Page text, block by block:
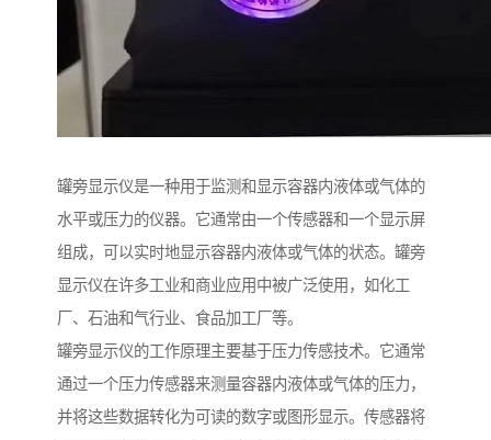
罐旁显示仪是一种用于监测和显示容器内液体或气体的
水平或压力的仪器。它通常由一个传感器和一个显示屏
组成，可以实时地显示容器内液体或气体的状态。罐旁
显示仪在许多工业和商业应用中被广泛使用，如化工
厂、石油和气行业、食品加工厂等。
罐旁显示仪的工作原理主要基于压力传感技术。它通常
通过一个压力传感器来测量容器内液体或气体的压力，
并将这些数据转化为可读的数字或图形显示。传感器将